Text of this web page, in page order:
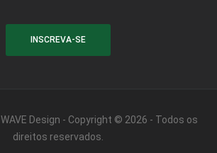
WAVE Design - Copyright © 2026 - Todos os
direitos reservados.